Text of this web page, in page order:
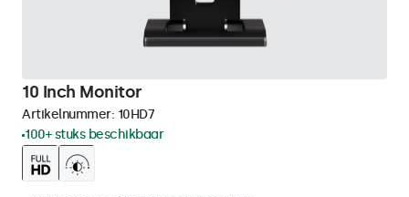
10 Inch Monitor
Artikelnummer: 10HD7
100+ stuks beschikbaar